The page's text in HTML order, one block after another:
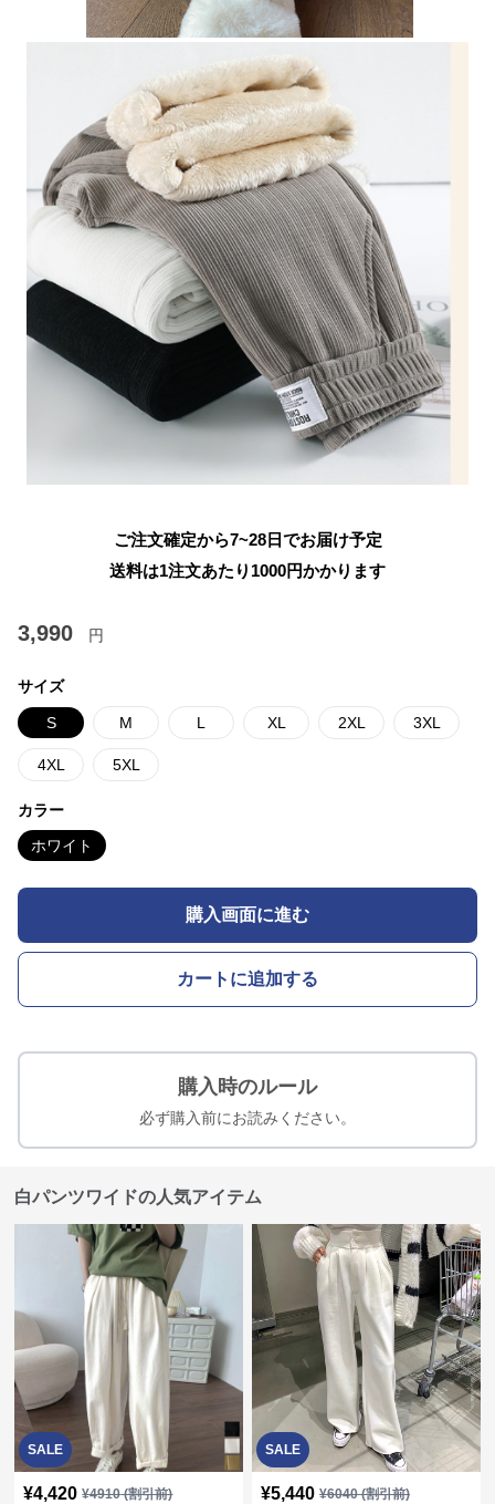
ご注文確定から7~28日でお届け予定
送料は1注文あたり 1000円かかります
3,990 円
サイズ
S M L XL 2XL 3XL
4XL 5XL
カラー
ホワイト
購入画面に進む
カートに追加する
購入時のルール
必ず購入前にお読みください。
白パンツワイドの人気アイテム
SALE
¥4,420 ¥4910(割引前)
SALE
¥5,440 ¥6040(割引前)